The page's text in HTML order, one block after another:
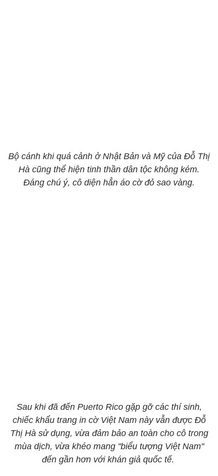
Bộ cánh khi quá cảnh ở Nhật Bản và Mỹ của Đỗ Thị
Hà cũng thể hiện tinh thần dân tộc không kém.
Đáng chú ý, cô diện hẳn áo cờ đỏ sao vàng.
Sau khi đã đến Puerto Rico gặp gỡ các thí sinh,
chiếc khẩu trang in cờ Việt Nam này vẫn được Đỗ
Thị Hà sử dụng, vừa đảm bảo an toàn cho cô trong
mùa dịch, vừa khéo mang "biểu tượng Việt Nam"
đến gần hơn với khán giả quốc tế.